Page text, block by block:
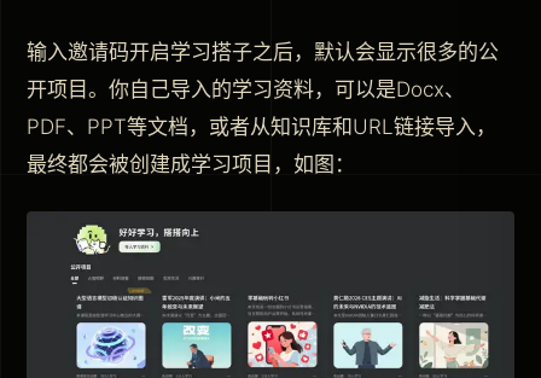
输入邀请码开启学习搭子之后，默认会显示很多的公
开项目。你自己导入的学习资料，可以是Docx、
PDF、PPT等文档，或者从知识库和URL链接导入，
最终都会被创建成学习项目，如图：